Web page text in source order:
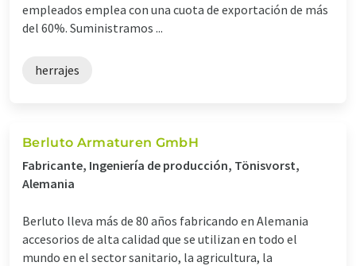
empleados emplea con una cuota de exportación de más
del 60%. Suministramos ...
herrajes
Berluto Armaturen GmbH
Fabricante, Ingeniería de producción, Tönisvorst,
Alemania
Berluto lleva más de 80 años fabricando en Alemania
accesorios de alta calidad que se utilizan en todo el
mundo en el sector sanitario, la agricultura, la